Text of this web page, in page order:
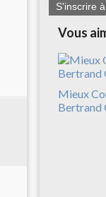
S'inscrire
Vous
Mieux
Bertrand